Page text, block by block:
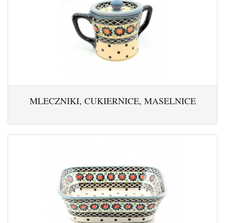
MLECZNIKI, CUKIERNICE, MASELNICE